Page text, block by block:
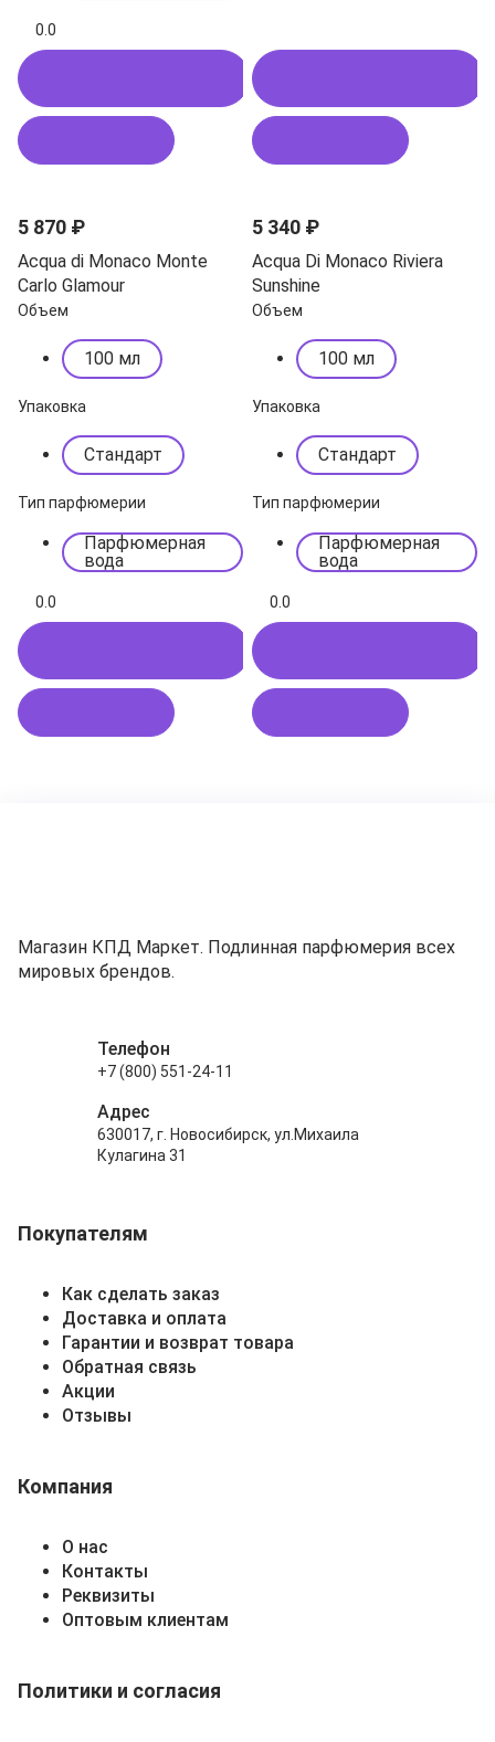
0.0
5 870 ₽
Acqua di Monaco Monte
Carlo Glamour
Объем
100 мл
Упаковка
Стандарт
Тип парфюмерии
Парфюмерная
вода
0.0
5 340 ₽
Acqua Di Monaco Riviera
Sunshine
Объем
100 мл
Упаковка
Стандарт
Тип парфюмерии
Парфюмерная
вода
0.0
Магазин КПД Маркет. Подлинная парфюмерия всех
мировых брендов.
Покупателям
Как сделать заказ
Доставка и оплата
Гарантии и возврат товара
Обратная связь
Акции
Отзывы
Компания
О нас
Контакты
Реквизиты
Оптовым клиентам
Политики и согласия
Телефон
+7 (800) 551-24-11
Адрес
630017, г. Новосибирск, ул.Михаила
Кулагина 31